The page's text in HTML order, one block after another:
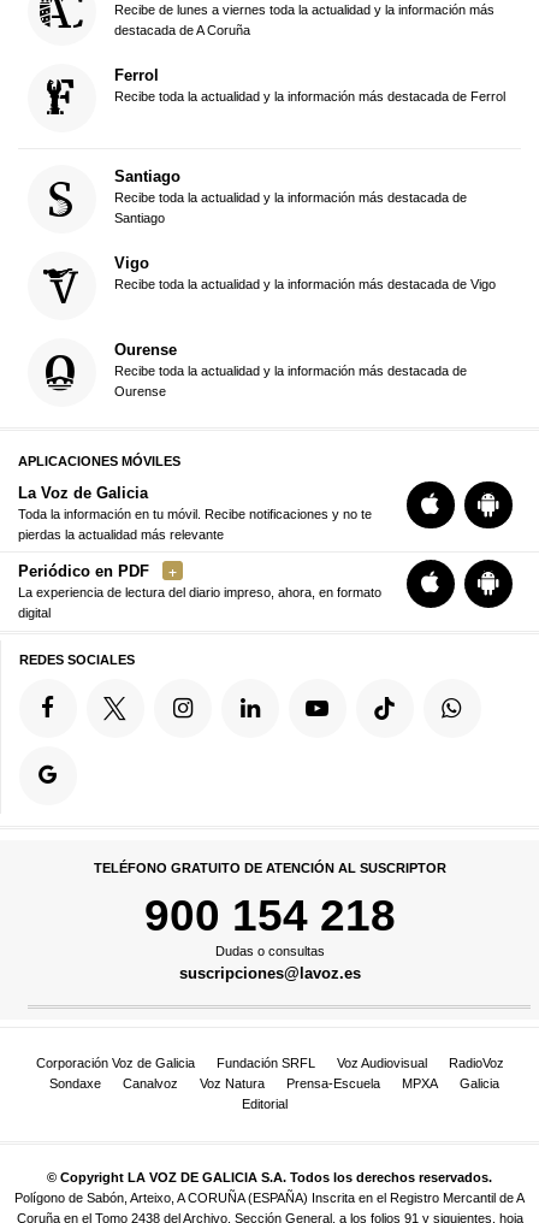
Recibe de lunes a viernes toda la actualidad y la información más
destacada de A Coruña
Ferrol
Recibe toda la actualidad y la información más destacada de Ferrol
Santiago
Recibe toda la actualidad y la información más destacada de
Santiago
Vigo
Recibe toda la actualidad y la información más destacada de Vigo
Ourense
Recibe toda la actualidad y la información más destacada de
Ourense
APLICACIONES MÓVILES
La Voz de Galicia
Toda la información en tu móvil. Recibe notificaciones y no te
pierdas la actualidad más relevante
Periódico en PDF
La experiencia de lectura del diario impreso, ahora, en formato
digital
REDES SOCIALES
TELÉFONO GRATUITO DE ATENCIÓN AL SUSCRIPTOR
900 154 218
Dudas o consultas
suscripciones@lavoz.es
Corporación Voz de Galicia Fundación SRFL Voz Audiovisual
RadioVoz
Sondaxe
Canalvoz Voz Natura Prensa-Escuela MPXA
Galicia
Editorial
© Copyright LA VOZ DE GALICIA S.A. Todos los derechos reservados.
Polígono de Sabón, Arteixo, A CORUÑA (ESPAÑA) Inscrita en el Registro Mercantil de A
Coruña en el Tomo 2438 del Archivo, Sección General, a los folios 91 y siguientes, hoja